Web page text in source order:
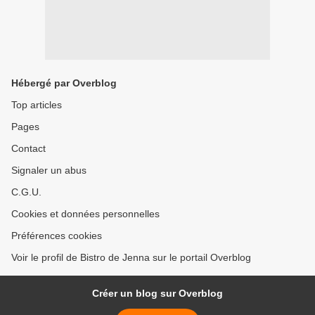
Hébergé par Overblog
Top articles
Pages
Contact
Signaler un abus
C.G.U.
Cookies et données personnelles
Préférences cookies
Voir le profil de Bistro de Jenna sur le portail Overblog
Créer un blog sur Overblog